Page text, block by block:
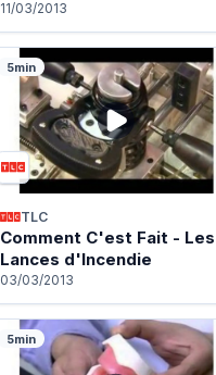
11/03/2013
5min
TLC
Comment C'est Fait - Les
Lances d'Incendie
03/03/2013
5min